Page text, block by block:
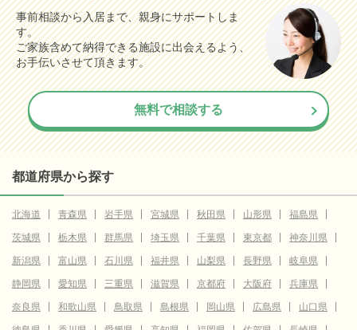
事前相談から入居まで、親身にサポートしま
す。
ご家族含めて納得できる施設に出会えるよう、
お手伝いさせて頂きます。
無料で相談する
都道府県から探す
北海道 青森県 岩手県 宮城県 秋田県 山形県
福島県
茨城県
栃木県 群馬県 埼玉県 千葉県 東京都
神奈川県
新潟県
富山県 石川県 福井県 山梨県 長野県
岐阜県
静岡県
愛知県 三重県 滋賀県 京都府 大阪府
兵庫県
奈良県
和歌山県 鳥取県 島根県 岡山県 広島県
山口県